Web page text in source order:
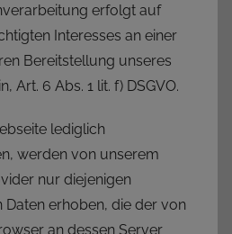
erfolgt auf
Interesses an einer
Bereitstellung unseres
Art. 6 Abs. 1 lit. f) DSGVO.
lediglich
werden von unserem
nur diejenigen
erhoben, die der von
an dessen Server